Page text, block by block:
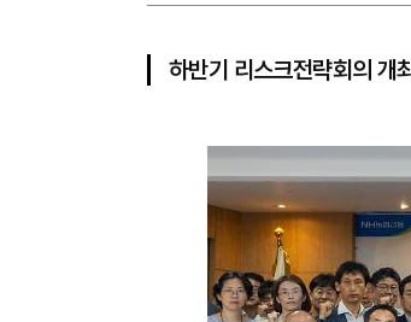
하반기 리스크전략회의 개